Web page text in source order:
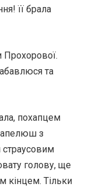
її брала
та
похапцем
з
голову, ще
кінцем. Тільки